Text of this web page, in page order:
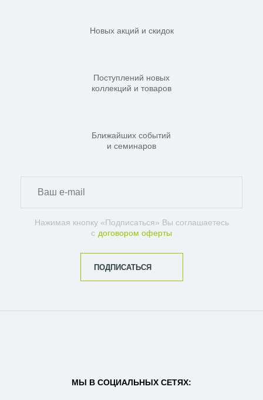
Новых акций и скидок
Поступлений новых
коллекций и товаров
Ближайших событий
и семинаров
Нажимая кнопку «Подписаться» Вы соглашаетесь
с договором оферты
ПОДПИСАТЬСЯ
МЫ В СОЦИАЛЬНЫХ СЕТЯХ: